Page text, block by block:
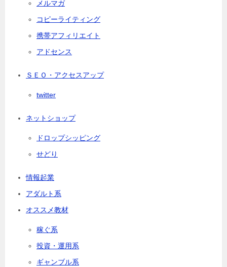
メルマガ
コピーライティング
携帯アフィリエイト
アドセンス
ＳＥＯ・アクセスアップ
twitter
ネットショップ
ドロップシッピング
せどり
情報起業
アダルト系
オススメ教材
稼ぐ系
投資・運用系
ギャンブル系